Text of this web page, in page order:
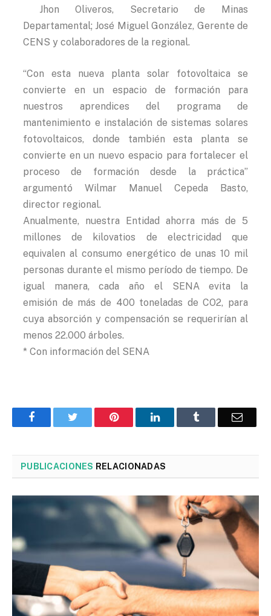
Jhon Oliveros, Secretario de Minas
Departamental; José Miguel González, Gerente de
CENS y colaboradores de la regional.
“Con esta nueva planta solar fotovoltaica se
convierte en un espacio de formación para
nuestros aprendices del programa de
mantenimiento e instalación de sistemas solares
fotovoltaicos, donde también esta planta se
convierte en un nuevo espacio para fortalecer el
proceso de formación desde la práctica”
argumentó Wilmar Manuel Cepeda Basto,
director regional.
Anualmente, nuestra Entidad ahorra más de 5
millones de kilovatios de electricidad que
equivalen al consumo energético de unas 10 mil
personas durante el mismo período de tiempo. De
igual manera, cada año el SENA evita la
emisión de más de 400 toneladas de CO2, para
cuya absorción y compensación se requerirían al
menos 22.000 árboles.
* Con información del SENA
FacebookTwitter Pinterest LinkedInTumblr
PUBLICACIONES RELACIONADAS